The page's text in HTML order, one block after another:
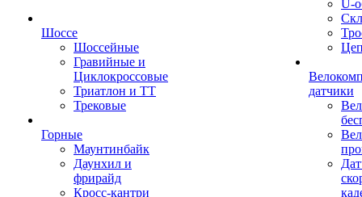
Шоссе
Шоссейные
Гравийные и
Циклокроссовые
Триатлон и ТТ
Трековые
Горные
Маунтинбайк
Даунхил и
фрирайд
Кросс-кантри
U-
датчики